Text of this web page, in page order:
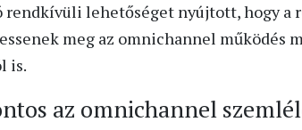
rendkívüli lehetőséget nyújtott, hogy a
meg az omnichannel
is.
az omnichannel